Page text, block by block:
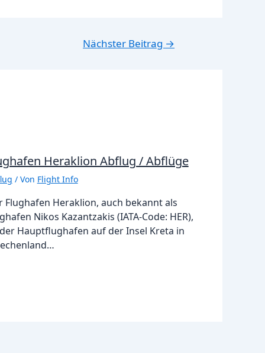
Nächster Beitrag →
Heraklion Abflug / Abflüge
/ Von Flight Info
Flughafen Heraklion, auch bekannt als
Nikos Kazantzakis (IATA-Code: HER),
Hauptflughafen auf der Insel Kreta in